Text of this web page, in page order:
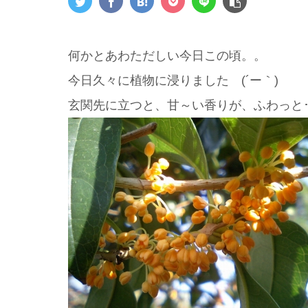
何かとあわただしい今日この頃。。
今日久々に植物に浸りました (´ー｀)
玄関先に立つと、甘～い香りが、ふわっと